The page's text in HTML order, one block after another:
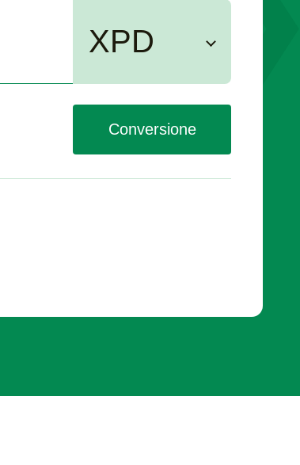
XPD
Conversione